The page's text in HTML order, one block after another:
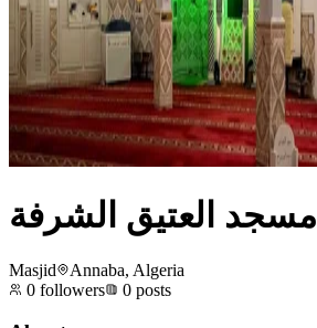
مسجد العتيق الشرفة
Masjid
Annaba, Algeria
0 followers 0 posts